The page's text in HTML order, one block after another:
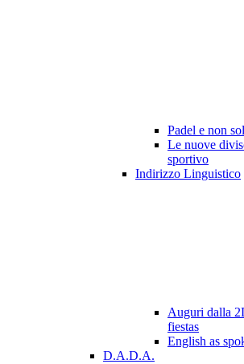
Padel e non
Le nuove
sportivo
Indirizzo Linguistico
Auguri dalla
fiestas
English as
D.A.D.A.